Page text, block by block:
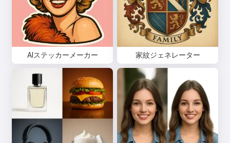
AIステッカーメーカー 家紋ジェネレーター